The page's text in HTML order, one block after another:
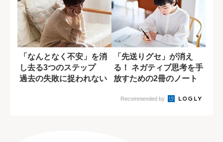
「なんとなく不安」を消
し去る3つのステップ
過去の失敗に捉われない
「先送りグセ」が消え
る！ ネガティブ思考を手
放すための2冊のノート
Recommended by